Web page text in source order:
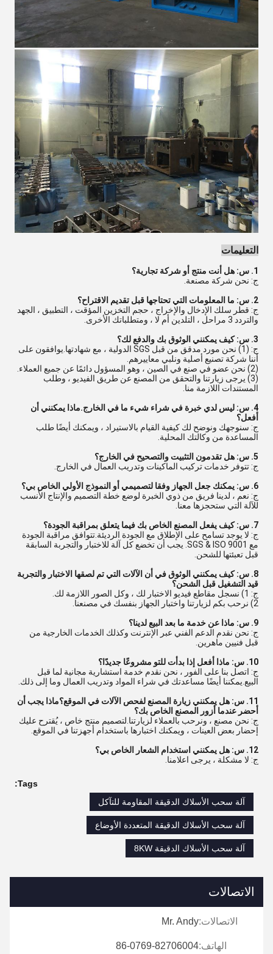
التعليمات
1. س: هل أنت منتج أو شركة تجارية؟
ج: نحن شركة مصنعة.
2. س: ما المعلومات التي تحتاجها قبل تقديم الاقتراح؟
ج: قطر سلك الإدخال والإخراج ، حجم التخزين المؤقت ، التطبيق ، الجهد
والتردد 3 مراحل ، التلدين أم لا ، ومتطلباتك الأخرى.
3. س: كيف يمكنني الوثوق بك والدفع لك؟
ج: (1) نحن مورد مدقق من قبل SGS الدولية ، مع شهادتها.يوافقون على
أننا شركة تصنيع أصلية ونلبي معاييرهم.
(2) نحن عضو في صنع في الصين ، وهو المسؤول دائمًا عن جميع العملاء.
(3) يرجى زيارتنا والتحقق من المصنع عن طريق الفيديو ، وطلب
المستندات اللازمة منا.
4. س: ليس لدي خبرة في شراء شيء ما في الخارج.ماذا يمكنني أن
أفعل؟
ج: سنوجهك ونوضح لك كيفية القيام بالاستيراد ، ويمكنك أيضًا طلب
المساعدة من وكالتك المحلية.
5. س: هل تقدمون التثبيت والتصحيح في الخارج؟
ج: تتوفر خدمات تركيب الماكينات وتدريب العمال في الخارج.
6. س: يمكنك جعل الجهاز وفقا لتصميمي أو النموذج الأولي الخاص بي؟
ج: نعم ، لدينا فريق من ذوي الخبرة لوضع خطة التصميم والإنتاج الأنسب
للآلة التي ستحجزها معنا.
7. س: كيف يفعل المصنع الخاص بك فيما يتعلق بمراقبة الجودة؟
ج: لا يوجد تسامح على الإطلاق مع الجودة الرديئة.تتوافق مراقبة الجودة
مع SGS & ISO 9001. يجب أن تخضع كل آلة للاختبار والتجربة السابقة
قبل تعبئتها للشحن.
8. س: كيف يمكنني الوثوق في أن الآلات التي تم لصقها الاختبار والتجربة
قيد التشغيل قبل الشحن؟
ج: 1) نسجل مقاطع فيديو الاختبار لك ، وكل الصور اللازمة لك.
2) نرحب بكم لزيارتنا واختبار الجهاز بنفسك في مصنعنا.
9. س: ماذا عن خدمة ما بعد البيع لدينا؟
ج: نحن نقدم الدعم الفني عبر الإنترنت وكذلك الخدمات الخارجية من
قبل فنيين ماهرين.
10. س: ماذا أفعل إذا بدأت للتو مشروعًا جديدًا؟
ج: اتصل بنا على الفور ، نحن نقدم خدمة استشارية مجانية لما قبل
البيع.يمكننا أيضًا مساعدتك في شراء المواد وتدريب العمال وما إلى ذلك.
11. س: هل يمكنني زيارة المصنع لفحص الآلات في الموقع؟ماذا يجب أن
أحضر عندما أزور المصنع الخاص بك؟
ج: نحن مصنع ، ونرحب بالعملاء لزيارتنا.لتصميم منتج خاص ، يُقترح عليك
إحضار بعض العينات ، ويمكنك اختبارها باستخدام أجهزتنا في الموقع.
12. س: هل يمكنني استخدام الشعار الخاص بي؟
ج: لا مشكلة ، يرجى اعلامنا.
Tags:
آلة سحب الأسلاك الدقيقة المقاومة للتآكل
آلة سحب الأسلاك الدقيقة المتعددة الأوضاع
آلة سحب الأسلاك الدقيقة 8KW
الاتصالات
الاتصالات:Mr. Andy
الهاتف:86-0769-82706004